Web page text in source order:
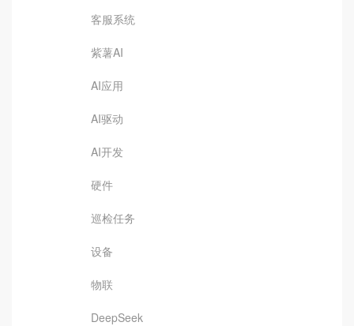
客服系统
紫薯AI
AI应用
AI驱动
AI开发
硬件
巡检任务
设备
物联
DeepSeek